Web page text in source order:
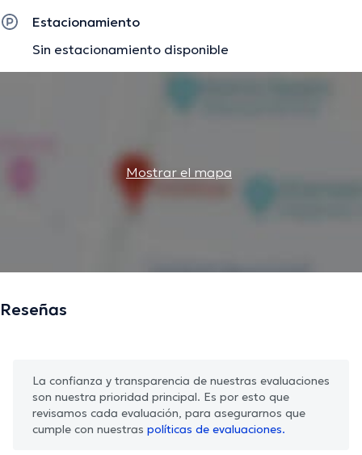
Estacionamiento
Sin estacionamiento disponible
Mostrar el mapa
Reseñas
La confianza y transparencia de nuestras evaluaciones
son nuestra prioridad principal. Es por esto que
revisamos cada evaluación, para asegurarnos que
cumple con nuestras políticas de evaluaciones.